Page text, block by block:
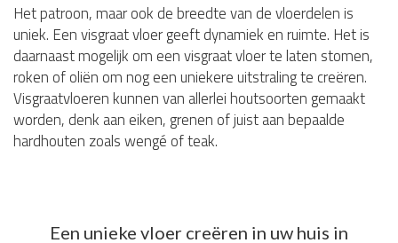
Het patroon, maar ook de breedte van de vloerdelen is
uniek. Een visgraat vloer geeft dynamiek en ruimte. Het is
daarnaast mogelijk om een visgraat vloer te laten stomen,
roken of oliën om nog een uniekere uitstraling te creëren.
Visgraatvloeren kunnen van allerlei houtsoorten gemaakt
worden, denk aan eiken, grenen of juist aan bepaalde
hardhouten zoals wengé of teak.
Een unieke vloer creëren in uw huis in